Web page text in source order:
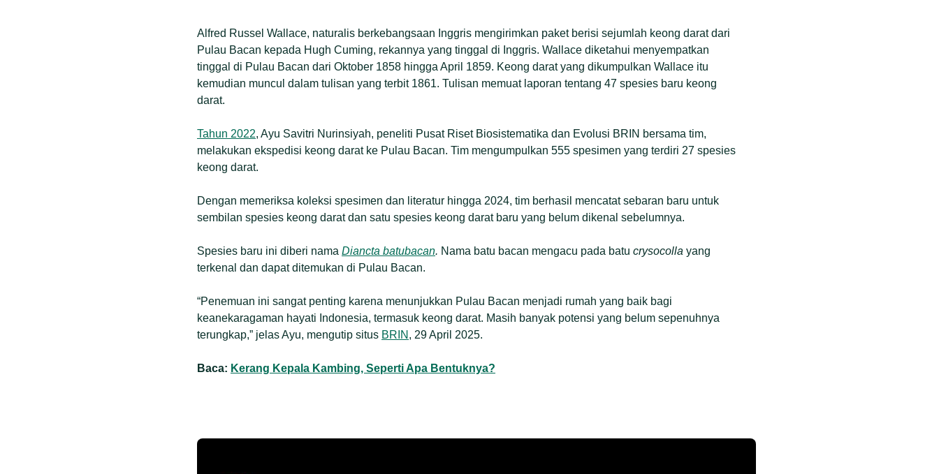
Alfred Russel Wallace, naturalis berkebangsaan Inggris mengirimkan paket berisi sejumlah keong darat dari
Pulau Bacan kepada Hugh Cuming, rekannya yang tinggal di Inggris. Wallace diketahui menyempatkan
tinggal di Pulau Bacan dari Oktober 1858 hingga April 1859. Keong darat yang dikumpulkan Wallace itu
kemudian muncul dalam tulisan yang terbit 1861. Tulisan memuat laporan tentang 47 spesies baru keong
darat.
Tahun 2022, Ayu Savitri Nurinsiyah, peneliti Pusat Riset Biosistematika dan Evolusi BRIN bersama tim,
melakukan ekspedisi keong darat ke Pulau Bacan. Tim mengumpulkan 555 spesimen yang terdiri 27 spesies
keong darat.
Dengan memeriksa koleksi spesimen dan literatur hingga 2024, tim berhasil mencatat sebaran baru untuk
sembilan spesies keong darat dan satu spesies keong darat baru yang belum dikenal sebelumnya.
Spesies baru ini diberi nama Diancta batubacan. Nama batu bacan mengacu pada batu crysocolla yang
terkenal dan dapat ditemukan di Pulau Bacan.
“Penemuan ini sangat penting karena menunjukkan Pulau Bacan menjadi rumah yang baik bagi
keanekaragaman hayati Indonesia, termasuk keong darat. Masih banyak potensi yang belum sepenuhnya
terungkap,” jelas Ayu, mengutip situs BRIN , 29 April 2025.
Baca: Kerang Kepala Kambing, Seperti Apa Bentuknya?